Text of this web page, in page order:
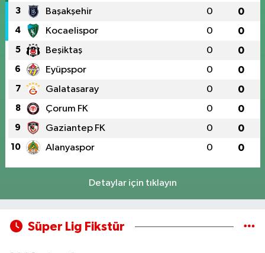
3 Başakşehir 0 0
4 Kocaelispor 0 0
5 Beşiktaş 0 0
6 Eyüpspor 0 0
7 Galatasaray 0 0
8 Çorum FK 0 0
9 Gaziantep FK 0 0
10 Alanyaspor 0 0
Detaylar için tıklayın
Süper Lig Fikstür